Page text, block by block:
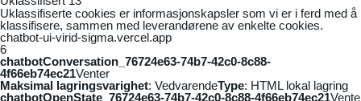
Uklassifiserte cookies er informasjonskapsler som vi er i ferd med å
klassifisere, sammen med leverandørene av enkelte cookies.
chatbot-ui-virid-sigma.vercel.app
6
chatbotConversation_76724e63-74b7-42c0-8c88-
4f66eb74ec21Venter
Maksimal lagringsvarighet: VedvarendeType: HTML lokal lagring
chatbotOpenState_76724e63-74b7-42c0-8c88-4f66eb74ec21